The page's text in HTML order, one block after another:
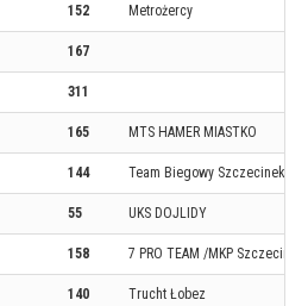
152 Metrożercy
167
311
165 MTS HAMER MIASTKO
144 Team Biegowy Szczecinek
55 UKS DOJLIDY
158 7 PRO TEAM /MKP Szczecinek
140 Trucht Łobez